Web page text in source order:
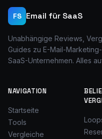
FS Email für SaaS
Unabhängige Reviews,
Guides zu E-Mail-
SaaS-Unternehmen. Alles
NAVIGATION
Startseite
Tools
Vergleiche